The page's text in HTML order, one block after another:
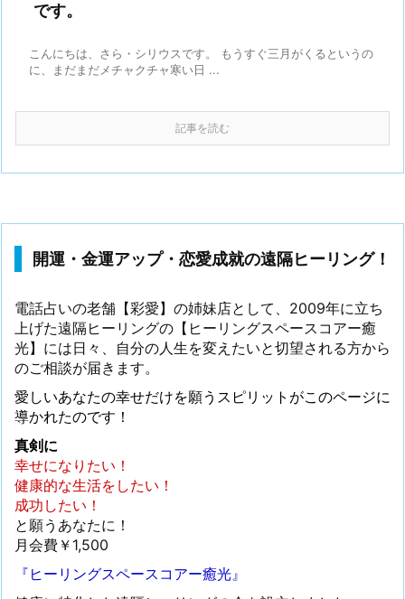
です。
こんにちは、さら・シリウスです。 もうすぐ三月がくるというの
に、まだまだメチャクチャ寒い日 ...
記事を読む
開運・金運アップ・恋愛成就の遠隔ヒーリング！
電話占いの老舗【彩愛】の姉妹店として、2009年に立ち
上げた遠隔ヒーリングの【ヒーリングスペースコアー癒
光】には日々、自分の人生を変えたいと切望される方から
のご相談が届きます。
愛しいあなたの幸せだけを願うスピリットがこのページに
導かれたのです！
真剣に
幸せになりたい！
健康的な生活をしたい！
成功したい！
と願うあなたに！
月会費￥1,500
『ヒーリングスペースコアー癒光』